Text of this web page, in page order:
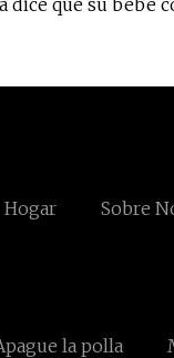
dice que su bebé
Hogar Sobre
la polla